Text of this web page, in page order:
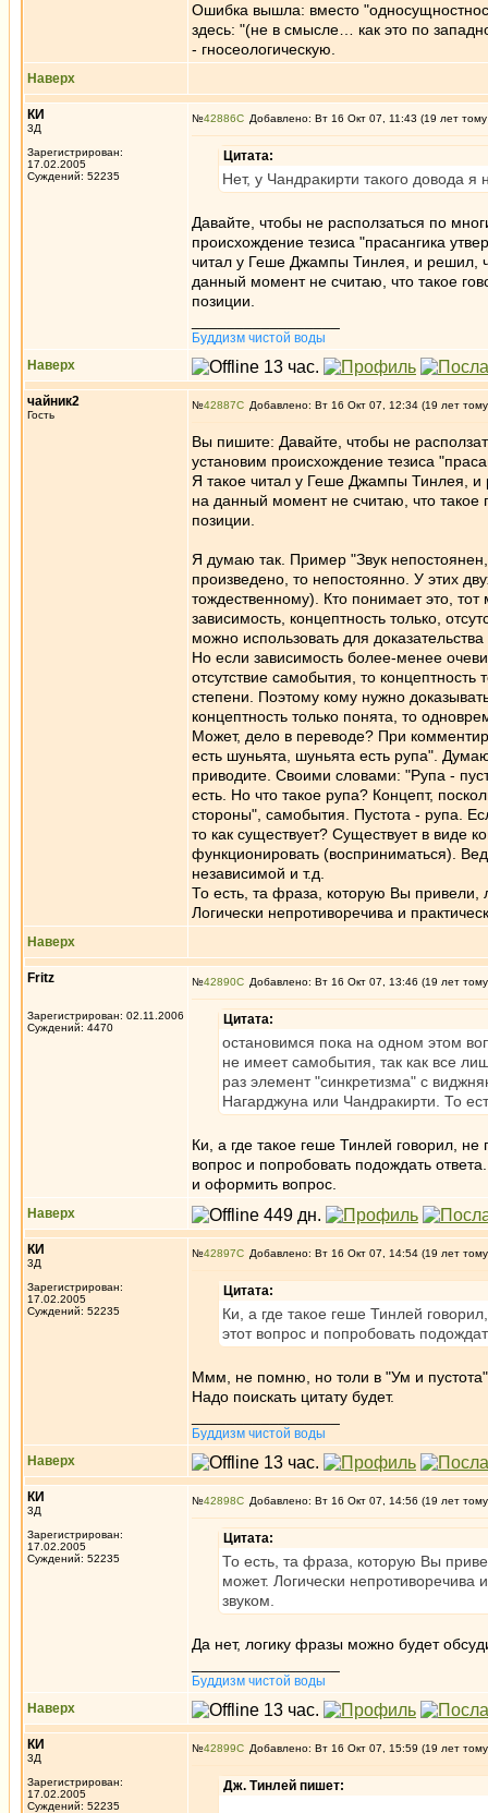
Ошибка вышла: вместо
здесь: "(не в смысле… как это по
- гносеологическую.
Наверх
КИ
3Д
Зарегистрирован:
17.02.2005
Суждений: 52235
№42886 Добавлено: Вт 16 Окт 07, 11:43 (19 лет
Цитата:
Нет, у Чандракирти такого довода я
Давайте, чтобы не расползаться по
происхождение тезиса "прасангика
читал у Геше Джампы Тинлея, и решил,
данный момент не считаю, что такое
позиции.
Буддизм чистой воды
Наверх
чайник2
Гость
№42887 Добавлено: Вт 16 Окт 07, 12:34 (19 лет
Вы пишите: Давайте, чтобы не
установим происхождение тезиса
Я такое читал у Геше Джампы Тинлея, и
на данный момент не считаю, что такое
позиции.
Я думаю так. Пример "Звук
произведено, то непостоянно. У этих
тождественному). Кто понимает это,
зависимость, концептность только,
можно использовать для доказательства
Но если зависимость более-менее
отсутствие самобытия, то
степени. Поэтому кому нужно
концептность только понята, то
Может, дело в переводе? При
есть шуньята, шуньята есть рупа".
приводите. Своими словами: "Рупа -
есть. Но что такое рупа? Концепт,
стороны", самобытия. Пустота - рупа.
то как существует? Существует в виде
функционировать (восприниматься).
независимой и т.д.
То есть, та фраза, которую Вы привели,
Логически непротиворечива и
Наверх
Fritz
Зарегистрирован: 02.11.2006
Суждений: 4470
№42890 Добавлено: Вт 16 Окт 07, 13:46 (19 лет
Цитата:
остановимся пока на одном этом
не имеет самобытия, так как все
раз элемент "синкретизма" с
Нагарджуна или Чандракирти. То
Ки, а где такое геше Тинлей говорил,
вопрос и попробовать подождать
и оформить вопрос.
Наверх
КИ
3Д
Зарегистрирован:
17.02.2005
Суждений: 52235
№42897 Добавлено: Вт 16 Окт 07, 14:54 (19 лет
Цитата:
Ки, а где такое геше Тинлей
этот вопрос и попробовать
Ммм, не помню, но толи в "Ум и
Надо поискать цитату будет.
Буддизм чистой воды
Наверх
КИ
3Д
Зарегистрирован:
17.02.2005
Суждений: 52235
№42898 Добавлено: Вт 16 Окт 07, 14:56 (19 лет
Цитата:
То есть, та фраза, которую Вы
может. Логически
звуком.
Да нет, логику фразы можно будет
Буддизм чистой воды
Наверх
КИ
3Д
Зарегистрирован:
17.02.2005
Суждений: 52235
№42899 Добавлено: Вт 16 Окт 07, 15:59 (19 лет
Дж. Тинлей пишет: